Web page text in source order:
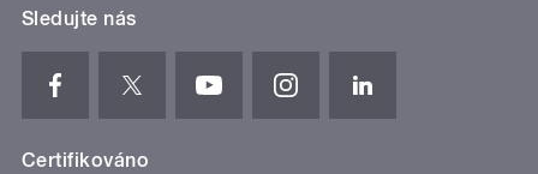
Sledujte nás
Certifikováno